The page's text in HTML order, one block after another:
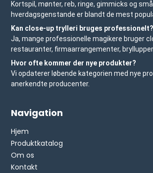
Kortspil, mønter, reb, ringe, gimmicks og små
hverdagsgenstande er blandt de mest
Kan close-up trylleri bruges professionelt?
Ja, mange professionelle magikere bruger
restauranter, firmaarrangementer,
Hvor ofte kommer der nye produkter?
Vi opdaterer løbende kategorien med nye
anerkendte producenter.
Navigation
Hjem
Produktkatalog
Om os
Kontakt